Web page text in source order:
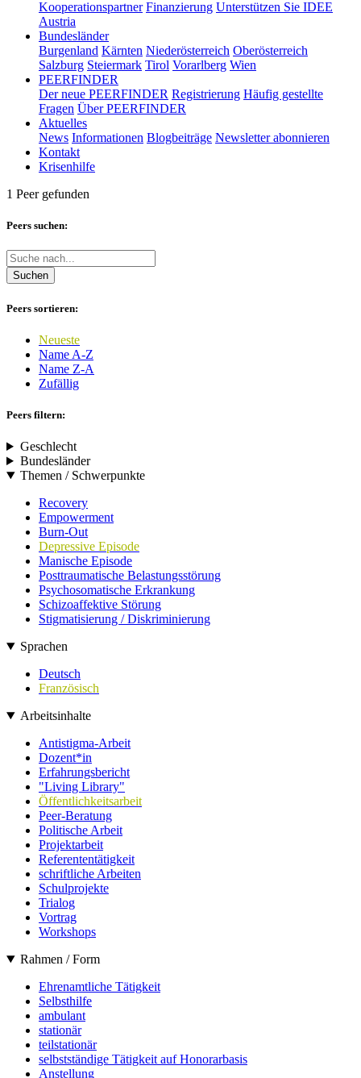
Kooperationspartner Finanzierung Unterstützen Sie IDEE
Austria
Bundesländer
Burgenland Kärnten Niederösterreich Oberösterreich
Salzburg Steiermark Tirol Vorarlberg Wien
PEERFINDER
Der neue PEERFINDER Registrierung Häufig gestellte
Fragen Über PEERFINDER
Aktuelles
News Informationen Blogbeiträge Newsletter abonnieren
Kontakt
Krisenhilfe
1 Peer gefunden
Peers suchen:
Suchen
Peers sortieren:
Neueste
Name A-Z
Name Z-A
Zufällig
Peers filtern:
Geschlecht
Bundesländer
Themen / Schwerpunkte
Recovery
Empowerment
Burn-Out
Depressive Episode
Manische Episode
Posttraumatische Belastungsstörung
Psychosomatische Erkrankung
Schizoaffektive Störung
Stigmatisierung / Diskriminierung
Sprachen
Deutsch
Französisch
Arbeitsinhalte
Antistigma-Arbeit
Dozent*in
Erfahrungsbericht
"Living Library"
Öffentlichkeitsarbeit
Peer-Beratung
Politische Arbeit
Projektarbeit
Referententätigkeit
schriftliche Arbeiten
Schulprojekte
Trialog
Vortrag
Workshops
Rahmen / Form
Ehrenamtliche Tätigkeit
Selbsthilfe
ambulant
stationär
teilstationär
selbstständige Tätigkeit auf Honorarbasis
Anstellung